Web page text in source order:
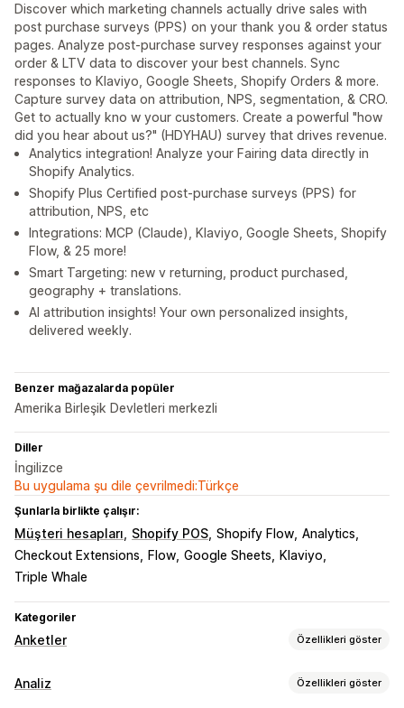
Discover which marketing channels actually drive sales with
post purchase surveys (PPS) on your thank you & order status
pages. Analyze post-purchase survey responses against your
order & LTV data to discover your best channels. Sync
responses to Klaviyo, Google Sheets, Shopify Orders & more.
Capture survey data on attribution, NPS, segmentation, & CRO.
Get to actually kno w your customers. Create a powerful "how
did you hear about us?" (HDYHAU) survey that drives revenue.
Analytics integration! Analyze your Fairing data directly in
Shopify Analytics.
Shopify Plus Certified post-purchase surveys (PPS) for
attribution, NPS, etc
Integrations: MCP (Claude), Klaviyo, Google Sheets, Shopify
Flow, & 25 more!
Smart Targeting: new v returning, product purchased,
geography + translations.
AI attribution insights! Your own personalized insights,
delivered weekly.
Benzer mağazalarda popüler
Amerika Birleşik Devletleri merkezli
Diller
İngilizce
Bu uygulama şu dile çevrilmedi:Türkçe
Şunlarla birlikte çalışır:
Müşteri hesapları Shopify POS Shopify Flow Analytics
Checkout Extensions
Flow Google Sheets
Klaviyo
Triple Whale
Kategoriler
Anketler Özellikleri göster
Form özelleştirme
Analiz Özellikleri göster